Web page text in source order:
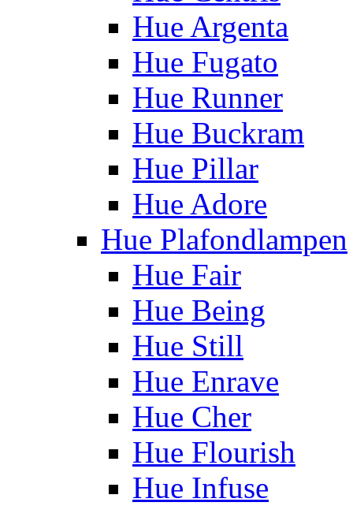
Hue Argenta
Hue Fugato
Hue Runner
Hue Buckram
Hue Pillar
Hue Adore
Hue Plafondlampen
Hue Fair
Hue Being
Hue Still
Hue Enrave
Hue Cher
Hue Flourish
Hue Infuse